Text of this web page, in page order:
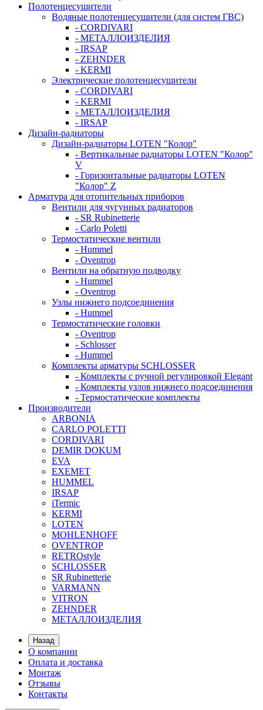
Полотенцесушители
Водяные полотенцесушители (для систем ГВС)
- CORDIVARI
- МЕТАЛЛОИЗДЕЛИЯ
- IRSAP
- ZEHNDER
- KERMI
Электрические полотенцесушители
- CORDIVARI
- KERMI
- МЕТАЛЛОИЗДЕЛИЯ
- IRSAP
Дизайн-радиаторы
Дизайн-радиаторы LOTEN "Колор"
- Вертикальные радиаторы LOTEN "Колор"
V
- Горизонтальные радиаторы LOTEN
"Колор" Z
Арматура для отопительных приборов
Вентили для чугунных радиаторов
- SR Rubinetterie
- Carlo Poletti
Термостатические вентили
- Hummel
- Oventrop
Вентили на обратную подводку
- Hummel
- Oventrop
Узлы нижнего подсоединения
- Hummel
Термостатические головки
- Oventrop
- Schlosser
- Hummel
Комплекты арматуры SCHLOSSER
- Комплекты с ручной регулировкой Elegant
- Комплекты узлов нижнего подсоединения
- Термостатические комплекты
Производители
ARBONIA
CARLO POLETTI
CORDIVARI
DEMIR DOKUM
EVA
EXEMET
HUMMEL
IRSAP
iTermic
KERMI
LOTEN
MOHLENHOFF
OVENTROP
RETROstyle
SCHLOSSER
SR Rubinetterie
VARMANN
VITRON
ZEHNDER
МЕТАЛЛОИЗДЕЛИЯ
Назад
О компании
Оплата и доставка
Монтаж
Отзывы
Контакты